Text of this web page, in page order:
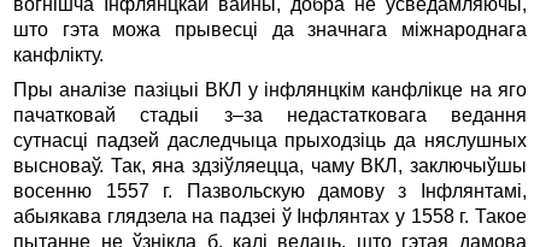
што гэта можа прывесці да значнага міжнароднага
канфлікту.
Пры аналізе пазіцыі ВКЛ у інфлянцкім канфлікце на яго
пачатковай стадыі з–за недастатковага ведання
сутнасці падзей даследчыца прыходзіць да няслушных
высноваў. Так, яна здзіўляецца, чаму ВКЛ, заключыўшы
восенню 1557 г. Пазвольскую дамову з Інфлянтамі,
абыякава глядзела на падзеі ў Інфлянтах у 1558 г. Такое
пытанне не ўзнікла б, калі ведаць, што гэтая дамова